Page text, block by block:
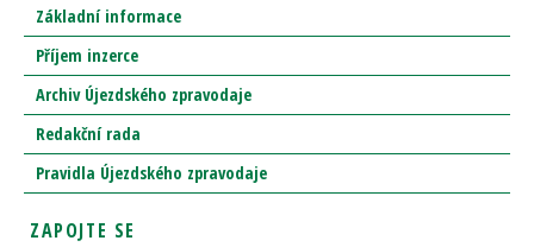
Základní informace
Příjem inzerce
Archiv Újezdského zpravodaje
Redakční rada
Pravidla Újezdského zpravodaje
ZAPOJTE SE